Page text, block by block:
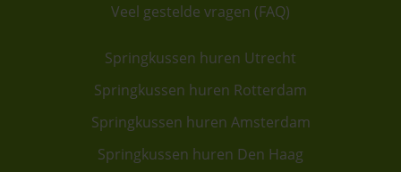
Veel gestelde vragen (FAQ)
Springkussen huren Utrecht
Springkussen huren Rotterdam
Springkussen huren Amsterdam
Springkussen huren Den Haag